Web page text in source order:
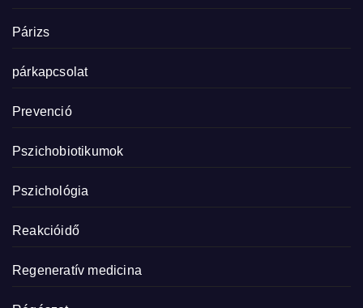
Párizs
párkapcsolat
Prevenció
Pszichobiotikumok
Pszichológia
Reakcióidő
Regeneratív medicina